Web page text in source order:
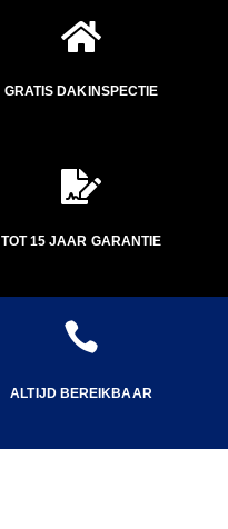

GRATIS DAKINSPECTIE

TOT 15 JAAR GARANTIE

ALTIJD BEREIKBAAR